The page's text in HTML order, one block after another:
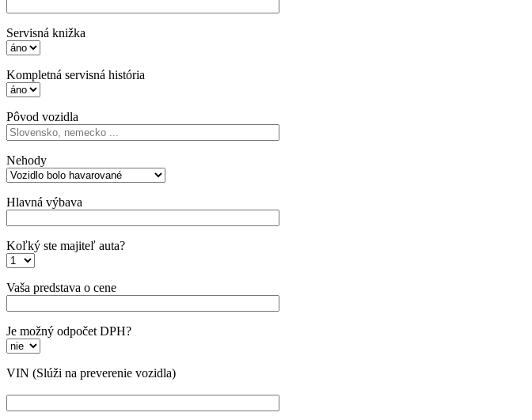
Servisná knižka
Kompletná servisná história
Pôvod vozidla
Nehody
Hlavná výbava
Koľký ste majiteľ auta?
Vaša predstava o cene
Je možný odpočet DPH?
VIN (Slúži na preverenie vozidla)